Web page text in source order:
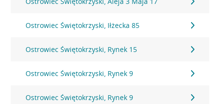
Ostrowiec Świętokrzyski, Iłżecka 85
Ostrowiec Świętokrzyski, Rynek 15
Ostrowiec Świętokrzyski, Rynek 9
Ostrowiec Świętokrzyski, Rynek 9